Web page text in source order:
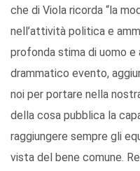
che di Viola ricorda “la
nell’attività politica e
profonda stima di uomo e
drammatico evento,
noi per portare nella
della cosa pubblica la
raggiungere sempre gli
vista del bene comune.